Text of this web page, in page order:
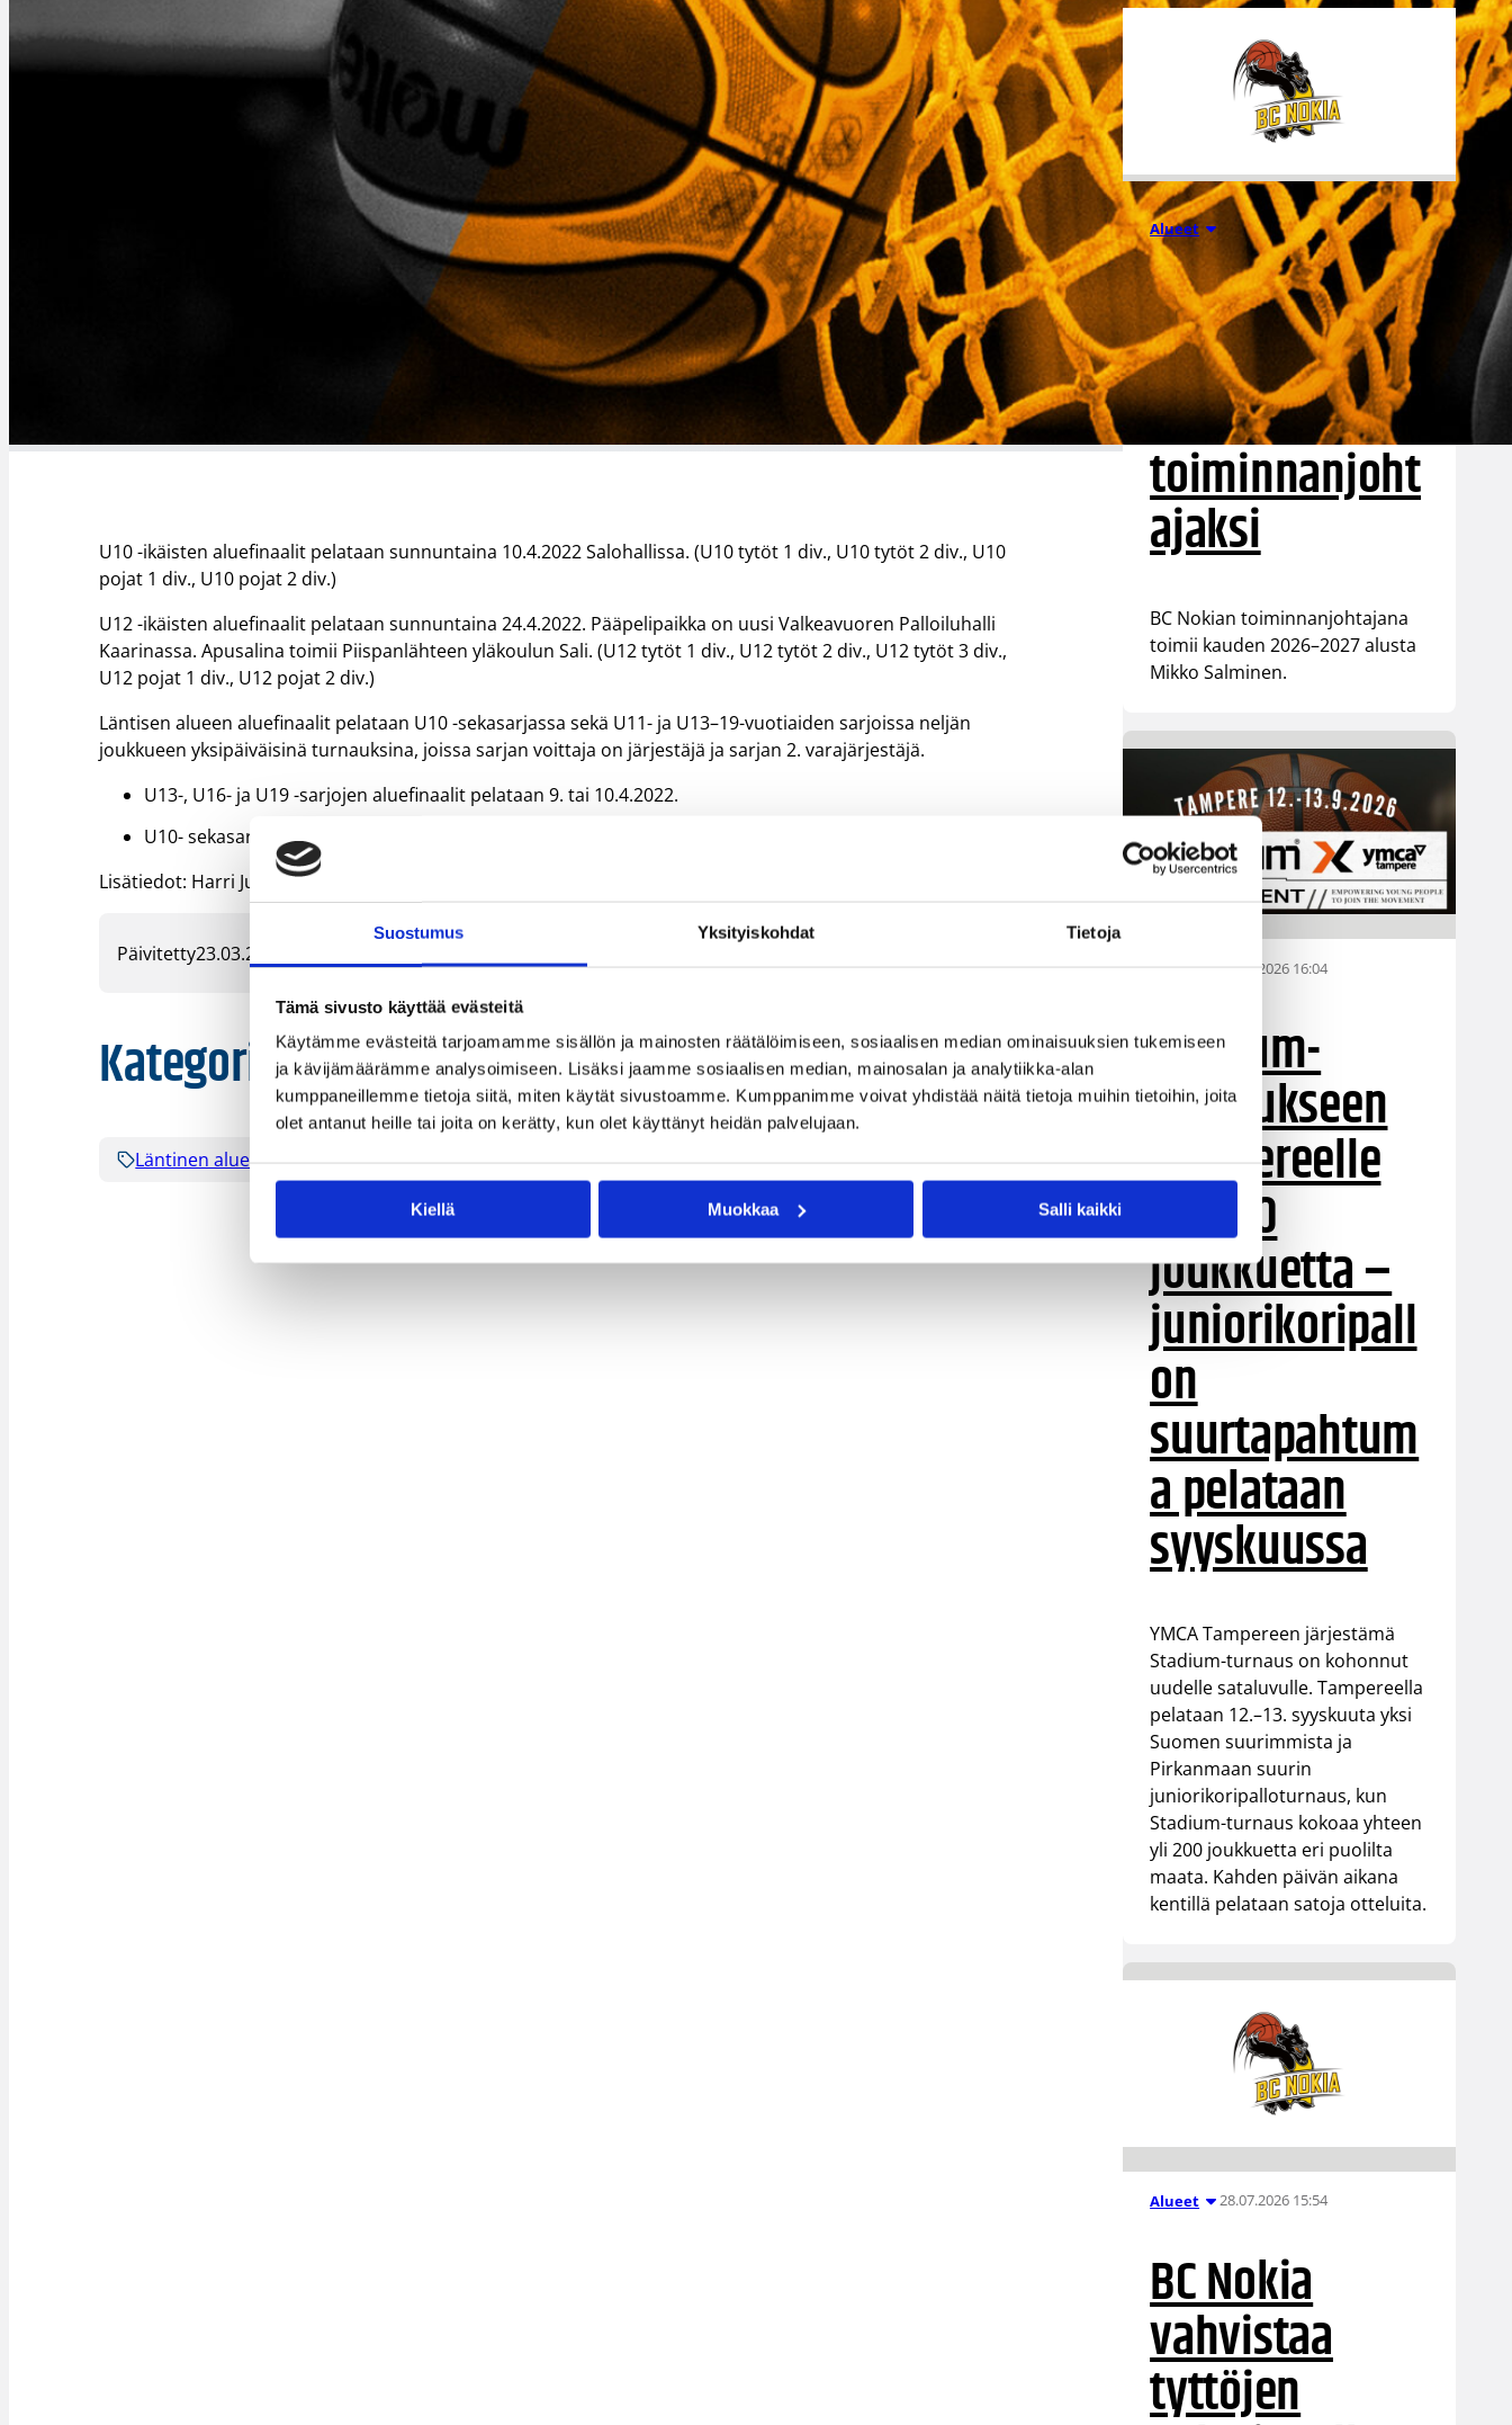
Suostumus Yksityiskohdat Tietoja
Tämä sivusto käyttää evästeitä
Käytämme evästeitä tarjoamamme sisällön ja mainosten räätälöimiseen, sosiaalisen median ominaisuuksien tukemiseen
ja kävijämäärämme analysoimiseen. Lisäksi jaamme sosiaalisen median, mainosalan ja analytiikka-alan
kumppaneillemme tietoja siitä, miten käytät sivustoamme. Kumppanimme voivat yhdistää näitä tietoja muihin tietoihin, joita
olet antanut heille tai joita on kerätty, kun olet käyttänyt heidän palvelujaan.
Kiellä Muokkaa Salli kaikki
U10 -ikäisten aluefinaalit pelataan sunnuntaina 10.4.2022 Salohallissa. (U10 tytöt 1 div., U10 tytöt 2 div., U10
pojat 1 div., U10 pojat 2 div.)
U12 -ikäisten aluefinaalit pelataan sunnuntaina 24.4.2022. Pääpelipaikka on uusi Valkeavuoren Palloiluhalli
Kaarinassa. Apusalina toimii Piispanlähteen yläkoulun Sali. (U12 tytöt 1 div., U12 tytöt 2 div., U12 tytöt 3 div.,
U12 pojat 1 div., U12 pojat 2 div.)
Läntisen alueen aluefinaalit pelataan U10 -sekasarjassa sekä U11- ja U13–19-vuotiaiden sarjoissa neljän
joukkueen yksipäiväisinä turnauksina, joissa sarjan voittaja on järjestäjä ja sarjan 2. varajärjestäjä.
U13-, U16- ja U19 -sarjojen aluefinaalit pelataan 9. tai 10.4.2022.
U10- sekasarjan sekä U11- ja U14 -sarjojen aluefinaalit pelataan 23. tai 24.4.2022.
Lisätiedot: Harri Jussila, kenttäpäällikkö, 040 741 5818,
Päivitetty23.03.2022
Kategoriat
Läntinen alue
Alueet 01.08.2026 16:31
Mikko
Salminen BC
Nokian
toiminnanjoht
ajaksi
BC Nokian toiminnanjohtajana
toimii kauden 2026–2027 alusta
Mikko Salminen.
Alueet 28.07.2026 16:04
Stadium-
turnaukseen
Tampereelle
yli 200
joukkuetta –
juniorikoripall
on
suurtapahtum
a pelataan
syyskuussa
YMCA Tampereen järjestämä
Stadium-turnaus on kohonnut
uudelle sataluvulle. Tampereella
pelataan 12.–13. syyskuuta yksi
Suomen suurimmista ja
Pirkanmaan suurin
juniorikoripalloturnaus, kun
Stadium-turnaus kokoaa yhteen
yli 200 joukkuetta eri puolilta
maata. Kahden päivän aikana
kentillä pelataan satoja otteluita.
Alueet 28.07.2026 15:54
BC Nokia
vahvistaa
tyttöjen